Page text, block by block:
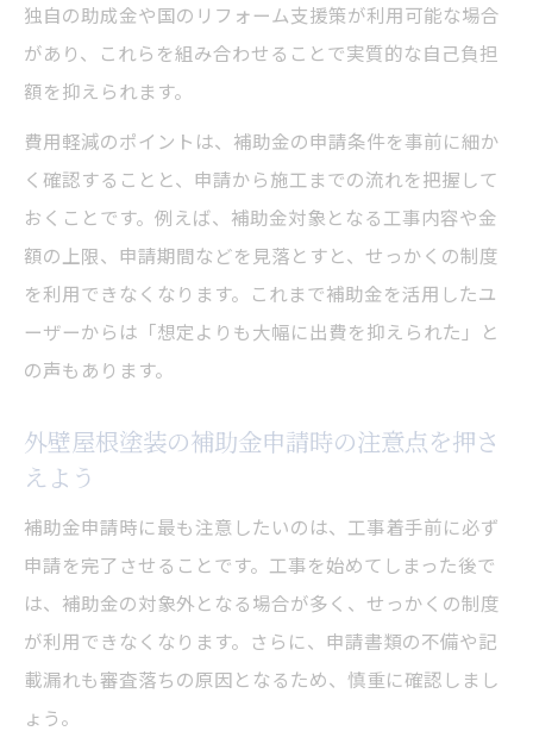
独自の助成金や国のリフォーム支援策が利用可能な場合
があり、これらを組み合わせることで実質的な自己負担
額を抑えられます。
費用軽減のポイントは、補助金の申請条件を事前に細か
く確認することと、申請から施工までの流れを把握して
おくことです。例えば、補助金対象となる工事内容や金
額の上限、申請期間などを見落とすと、せっかくの制度
を利用できなくなります。これまで補助金を活用したユ
ーザーからは「想定よりも大幅に出費を抑えられた」と
の声もあります。
外壁屋根塗装の補助金申請時の注意点を押さ
えよう
補助金申請時に最も注意したいのは、工事着手前に必ず
申請を完了させることです。工事を始めてしまった後で
は、補助金の対象外となる場合が多く、せっかくの制度
が利用できなくなります。さらに、申請書類の不備や記
載漏れも審査落ちの原因となるため、慎重に確認しまし
ょう。